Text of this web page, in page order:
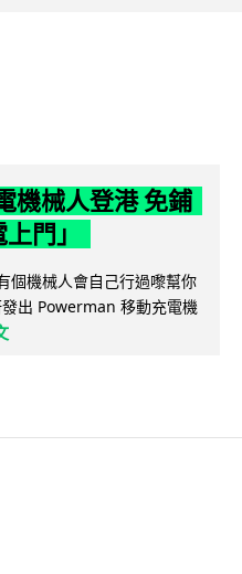
機械人登港 免鋪
門」
個機械人會自己行過嚟幫你
出 Powerman 移動充電機